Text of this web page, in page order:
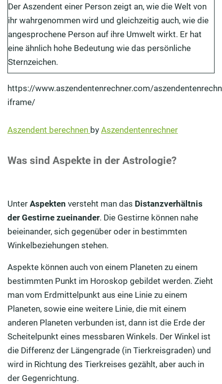
Der Aszendent einer Person zeigt an, wie die Welt von
ihr wahrgenommen wird und gleichzeitig auch, wie die
angesprochene Person auf ihre Umwelt wirkt. Er hat
eine ähnlich hohe Bedeutung wie das persönliche
Sternzeichen.
https://www.aszendentenrechner.com/
iframe/
Aszendent berechnen by Aszendentenrechner
Was sind Aspekte in der Astrologie?
Unter Aspekten versteht man das Distanzverhältnis
der Gestirne zueinander. Die Gestirne können nahe
beieinander, sich gegenüber oder in bestimmten
Winkelbeziehungen stehen.
Aspekte können auch von einem Planeten zu einem
bestimmten Punkt im Horoskop gebildet werden. Zieht
man vom Erdmittelpunkt aus eine Linie zu einem
Planeten, sowie eine weitere Linie, die mit einem
anderen Planeten verbunden ist, dann ist die Erde der
Scheitelpunkt eines messbaren Winkels. Der Winkel ist
die Differenz der Längengrade (in Tierkreisgraden) und
wird in Richtung des Tierkreises gezählt, aber auch in
der Gegenrichtung.